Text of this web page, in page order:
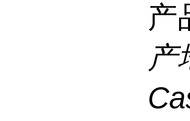
产
产